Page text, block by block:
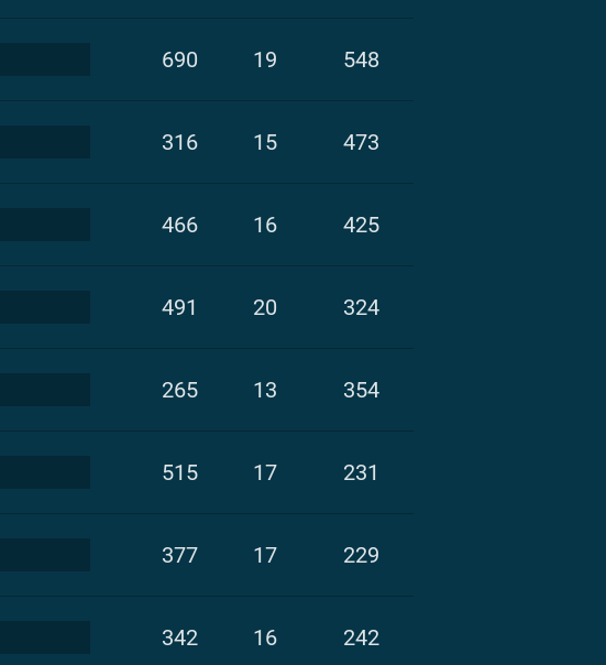
690 19 548
316 15 473
466 16 425
491 20 324
265 13 354
515 17 231
377 17 229
342 16 242